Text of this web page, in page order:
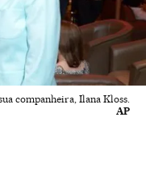
companheira, Ilana Kloss.
AP